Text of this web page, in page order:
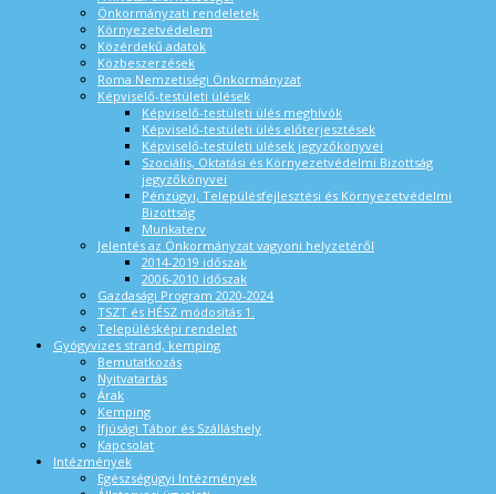
Önkormányzati rendeletek
Környezetvédelem
Közérdekű adatok
Közbeszerzések
Roma Nemzetiségi Önkormányzat
Képviselő-testületi ülések
Képviselő-testületi ülés meghívók
Képviselő-testületi ülés előterjesztések
Képviselő-testületi ülések jegyzőkönyvei
Szociális, Oktatási és Környezetvédelmi Bizottság
jegyzőkönyvei
Pénzügyi, Településfejlesztési és Környezetvédelmi
Bizottság
Munkaterv
Jelentés az Önkormányzat vagyoni helyzetéről
2014-2019 időszak
2006-2010 időszak
Gazdasági Program 2020-2024
TSZT és HÉSZ módosítás 1.
Településképi rendelet
Gyógyvizes strand, kemping
Bemutatkozás
Nyitvatartás
Árak
Kemping
Ifjúsági Tábor és Szálláshely
Kapcsolat
Intézmények
Egészségügyi Intézmények